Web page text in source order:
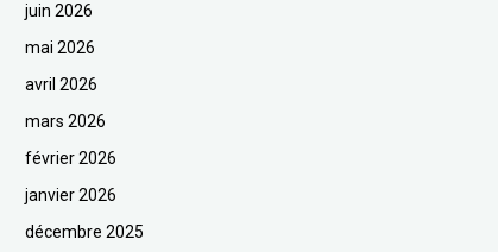
juin 2026
mai 2026
avril 2026
mars 2026
février 2026
janvier 2026
décembre 2025